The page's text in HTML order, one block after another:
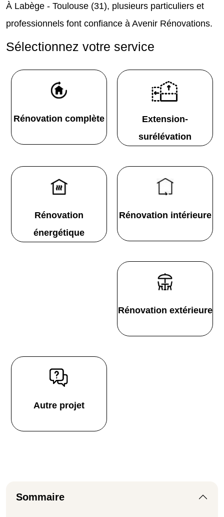
À Labège - Toulouse (31), plusieurs particuliers et
professionnels font confiance à Avenir Rénovations.
Sélectionnez votre service
Rénovation complète
Extension-
surélévation
Rénovation
énergétique
Rénovation intérieure
Rénovation extérieure
Autre projet
Sommaire